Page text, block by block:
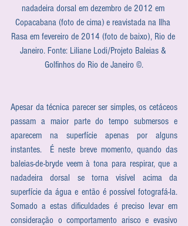
nadadeira dorsal em dezembro de 2012 em
Copacabana (foto de cima) e reavistada na Ilha
Rasa em fevereiro de 2014 (foto de baixo), Rio de
Janeiro. Fonte: Liliane Lodi/Projeto Baleias &
Golfinhos do Rio de Janeiro ©.
Apesar da técnica parecer ser simples, os cetáceos
passam a maior parte do tempo submersos e
aparecem na superfície apenas por alguns
instantes.  É neste breve momento, quando das
baleias-de-bryde veem à tona para respirar, que a
nadadeira dorsal se torna visível acima da
superfície da água e então é possível fotografá-la.
Somado a estas dificuldades é preciso levar em
consideração o comportamento arisco e evasivo